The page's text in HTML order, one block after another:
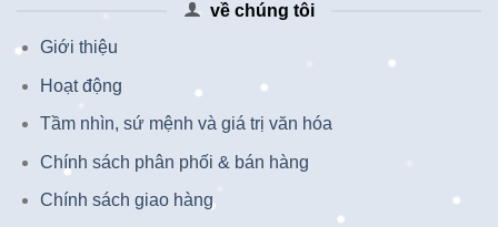
về chúng tôi
Giới thiệu
Hoạt động
Tầm nhìn, sứ mệnh và giá trị văn hóa
Chính sách phân phối & bán hàng
Chính sách giao hàng